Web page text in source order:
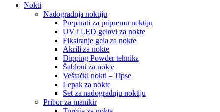
Nokti
Nadogradnja noktiju
Preparati za pripremu noktiju
UV i LED gelovi za nokte
Fiksiranje gela za nokte
Akrili za nokte
Dipping Powder tehnika
Šabloni za nokte
Veštački nokti – Tipse
Lepak za nokte
Set za nadogradnju noktiju
Pribor za manikir